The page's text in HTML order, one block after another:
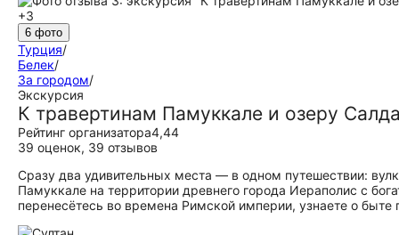
+3
6 фото
Турция/
Белек/
За городом/
Экскурсия
К травертинам Памуккале и озеру
Рейтинг организатора4,44
39 оценок, 39 отзывов
Сразу два удивительных места — в одном путешествии:
Памуккале на территории древнего города Иераполис с
перенесётесь во времена Римской империи, узнаете о быте